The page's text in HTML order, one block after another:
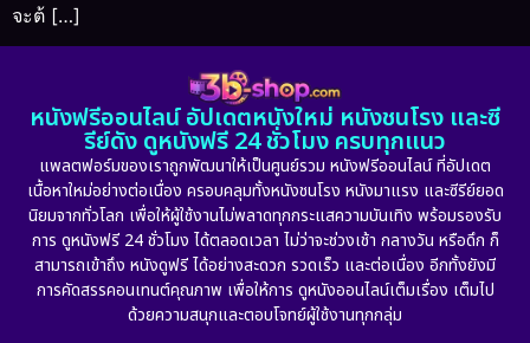
จะต้ […]
หนังฟรีออนไลน์ อัปเดตหนังใหม่ หนังชนโรง และซี
รีย์ดัง ดูหนังฟรี 24 ชั่วโมง ครบทุกแนว
แพลตฟอร์มของเราถูกพัฒนาให้เป็นศูนย์รวม หนังฟรีออนไลน์ ที่อัปเดต
เนื้อหาใหม่อย่างต่อเนื่อง ครอบคลุมทั้งหนังชนโรง หนังมาแรง และซีรีย์ยอด
นิยมจากทั่วโลก เพื่อให้ผู้ใช้งานไม่พลาดทุกกระแสความบันเทิง พร้อมรองรับ
การ ดูหนังฟรี 24 ชั่วโมง ได้ตลอดเวลา ไม่ว่าจะช่วงเช้า กลางวัน หรือดึก ก็
สามารถเข้าถึง หนังดูฟรี ได้อย่างสะดวก รวดเร็ว และต่อเนื่อง อีกทั้งยังมี
การคัดสรรคอนเทนต์คุณภาพ เพื่อให้การ ดูหนังออนไลน์เต็มเรื่อง เต็มไป
ด้วยความสนุกและตอบโจทย์ผู้ใช้งานทุกกลุ่ม